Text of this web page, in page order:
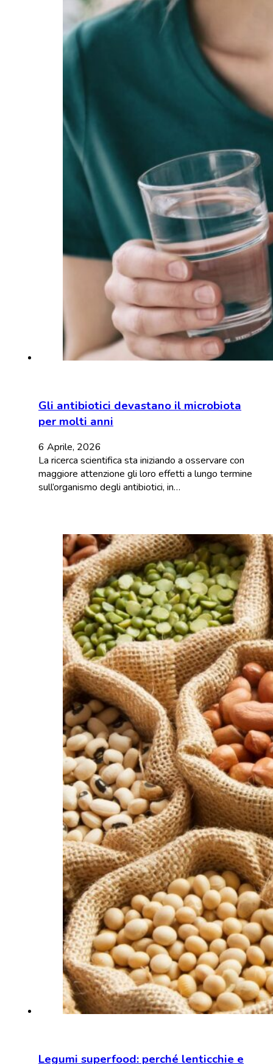
Gli antibiotici devastano il microbiota
per molti anni
6 Aprile, 2026
La ricerca scientifica sta iniziando a osservare con
maggiore attenzione gli loro effetti a lungo termine
sull’organismo degli antibiotici, in…
Legumi superfood: perché lenticchie e